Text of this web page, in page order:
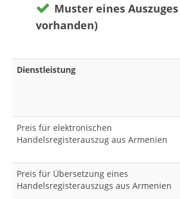
Muster eines
vorhanden)
Dienstleistung
Preis für elektronischen
Handelsregisterauszug aus Armenien
Preis für Übersetzung eines
Handelsregisterauszugs aus Armenien